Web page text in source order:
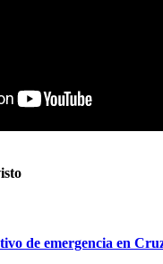
de emergencia en